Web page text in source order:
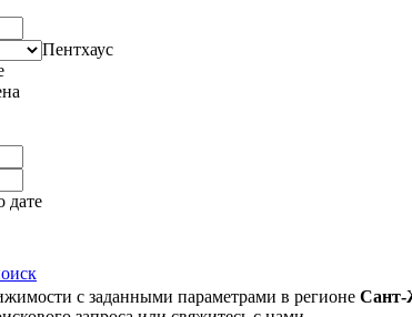
Пентхаус
дате
с заданными параметрами в регионе Сант-